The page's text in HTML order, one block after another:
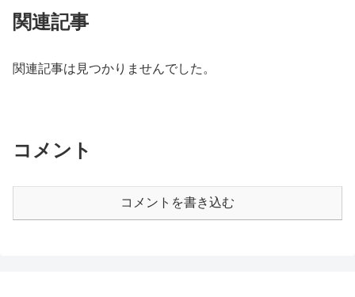
関連記事
関連記事は見つかりませんでした。
コメント
コメントを書き込む